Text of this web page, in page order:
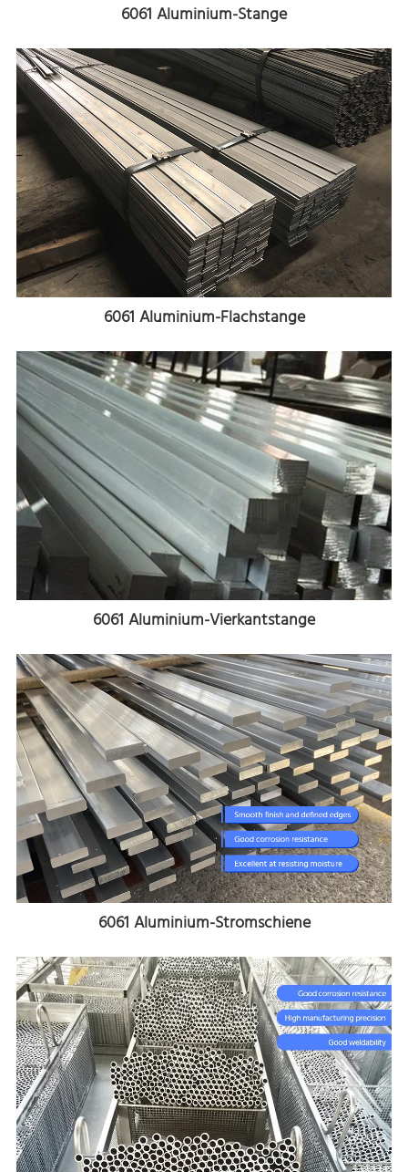
6061 Aluminium-Stange
6061 Aluminium-Flachstange
6061 Aluminium-Vierkantstange
6061 Aluminium-Stromschiene